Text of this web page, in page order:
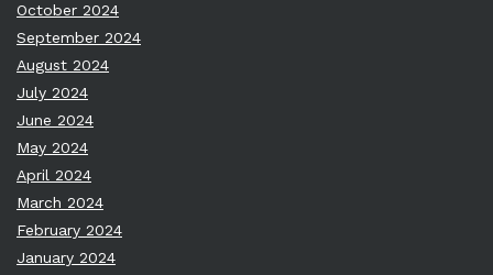
October 2024
September 2024
August 2024
July 2024
June 2024
May 2024
April 2024
March 2024
February 2024
January 2024